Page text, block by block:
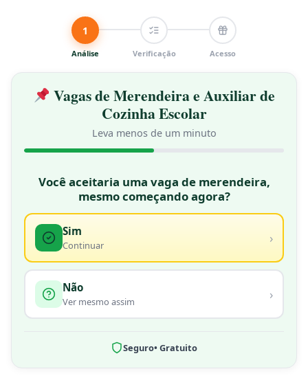
1
Análise Verificação Acesso
Vagas de Merendeira e Auxiliar de
Cozinha Escolar
Leva menos de um minuto
★ GRÁTIS
Você aceitaria uma vaga de merendeira,
mesmo começando agora?
Sim
Continuar ›
Não
Ver mesmo assim ›
Seguro• Gratuito